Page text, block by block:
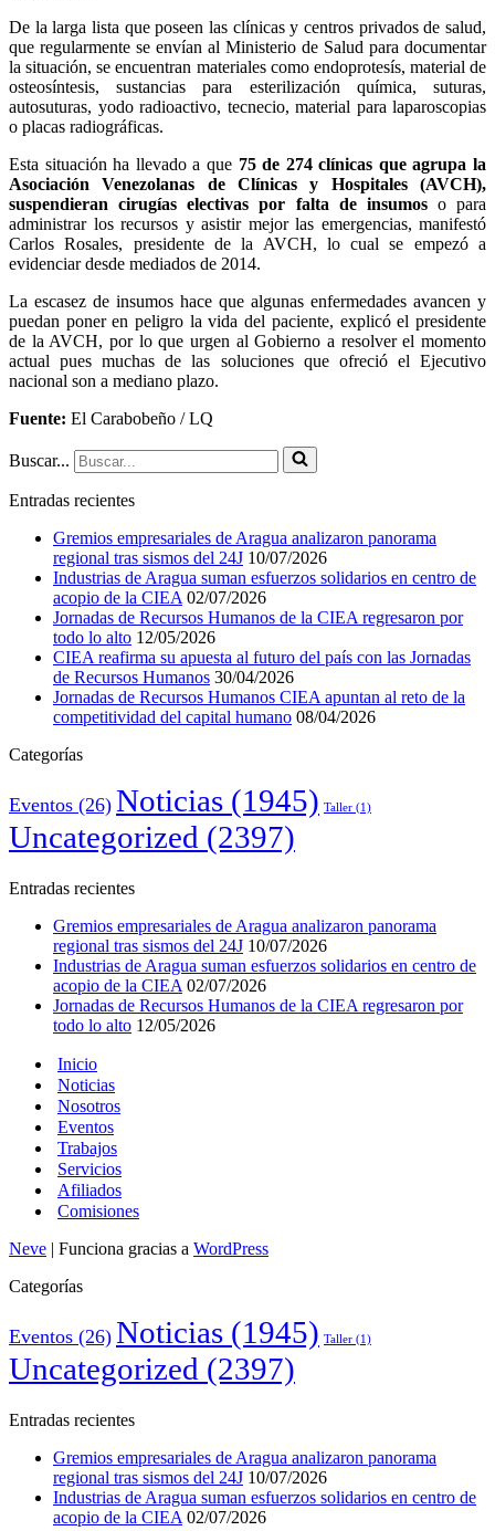
De la larga lista que poseen las clínicas y centros privados de salud,
que regularmente se envían al Ministerio de Salud para documentar
la situación, se encuentran materiales como endoprotesís, material de
osteosíntesis, sustancias para esterilización química, suturas,
autosuturas, yodo radioactivo, tecnecio, material para laparoscopias
o placas radiográficas.
Esta situación ha llevado a que 75 de 274 clínicas que agrupa la
Asociación Venezolanas de Clínicas y Hospitales (AVCH),
suspendieran cirugías electivas por falta de insumoso para
administrar los recursos y asistir mejor las emergencias, manifestó
Carlos Rosales, presidente de la AVCH, lo cual se empezó a
evidenciar desde mediados de 2014.
La escasez de insumos hace que algunas enfermedades avancen y
puedan poner en peligro la vida del paciente, explicó el presidente
de la AVCH, por lo que urgen al Gobierno a resolver el momento
actual pues muchas de las soluciones que ofreció el Ejecutivo
nacional son a mediano plazo.
Fuente: El Carabobeño / LQ
Buscar...
Entradas recientes
Gremios empresariales de Aragua analizaron panorama
regional tras sismos del 24J 10/07/2026
Industrias de Aragua suman esfuerzos solidarios en centro de
acopio de la CIEA 02/07/2026
Jornadas de Recursos Humanos de la CIEA regresaron por
todo lo alto 12/05/2026
CIEA reafirma su apuesta al futuro del país con las Jornadas
de Recursos Humanos 30/04/2026
Jornadas de Recursos Humanos CIEA apuntan al reto de la
competitividad del capital humano 08/04/2026
Categorías
Eventos (26) Noticias (1945) Taller (1)
Uncategorized (2397)
Entradas recientes
Gremios empresariales de Aragua analizaron panorama
regional tras sismos del 24J 10/07/2026
Industrias de Aragua suman esfuerzos solidarios en centro de
acopio de la CIEA 02/07/2026
Jornadas de Recursos Humanos de la CIEA regresaron por
todo lo alto 12/05/2026
Inicio
Noticias
Nosotros
Eventos
Trabajos
Servicios
Afiliados
Comisiones
Neve | Funciona gracias a WordPress
Categorías
Eventos (26) Noticias (1945) Taller (1)
Uncategorized (2397)
Entradas recientes
Gremios empresariales de Aragua analizaron panorama
regional tras sismos del 24J 10/07/2026
Industrias de Aragua suman esfuerzos solidarios en centro de
acopio de la CIEA 02/07/2026